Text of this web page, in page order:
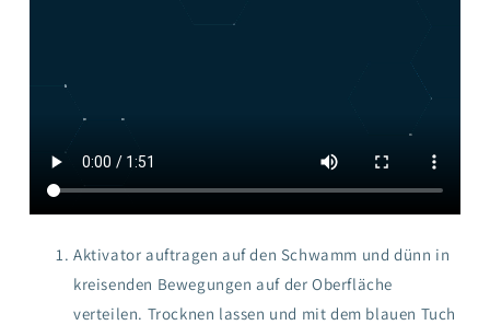
Aktivator auftragen auf den Schwamm und dünn in
kreisenden Bewegungen auf der Oberfläche
verteilen. Trocknen lassen und mit dem blauen Tuch